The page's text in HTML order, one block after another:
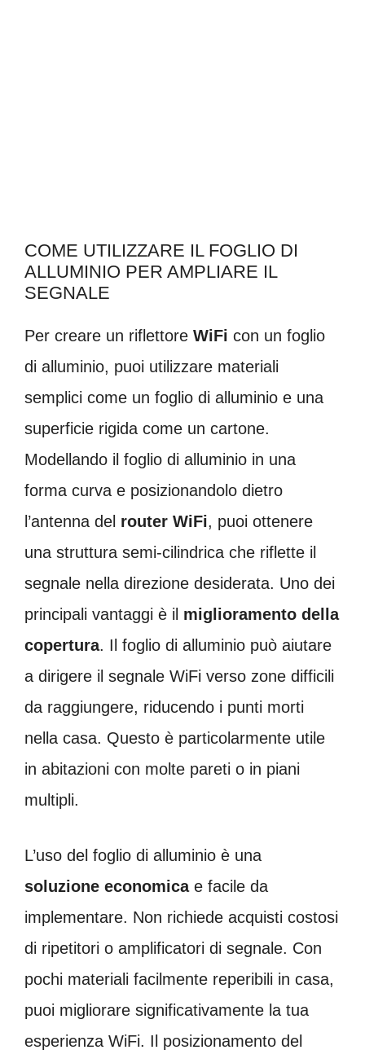
COME UTILIZZARE IL FOGLIO DI
ALLUMINIO PER AMPLIARE IL
SEGNALE
Per creare un riflettore WiFi con un foglio
di alluminio, puoi utilizzare materiali
semplici come un foglio di alluminio e una
superficie rigida come un cartone.
Modellando il foglio di alluminio in una
forma curva e posizionandolo dietro
l’antenna del router WiFi, puoi ottenere
una struttura semi-cilindrica che riflette il
segnale nella direzione desiderata. Uno dei
principali vantaggi è il miglioramento della
copertura. Il foglio di alluminio può aiutare
a dirigere il segnale WiFi verso zone difficili
da raggiungere, riducendo i punti morti
nella casa. Questo è particolarmente utile
in abitazioni con molte pareti o in piani
multipli.
L’uso del foglio di alluminio è una
soluzione economicae facile da
implementare. Non richiede acquisti costosi
di ripetitori o amplificatori di segnale. Con
pochi materiali facilmente reperibili in casa,
puoi migliorare significativamente la tua
esperienza WiFi. Il posizionamento del